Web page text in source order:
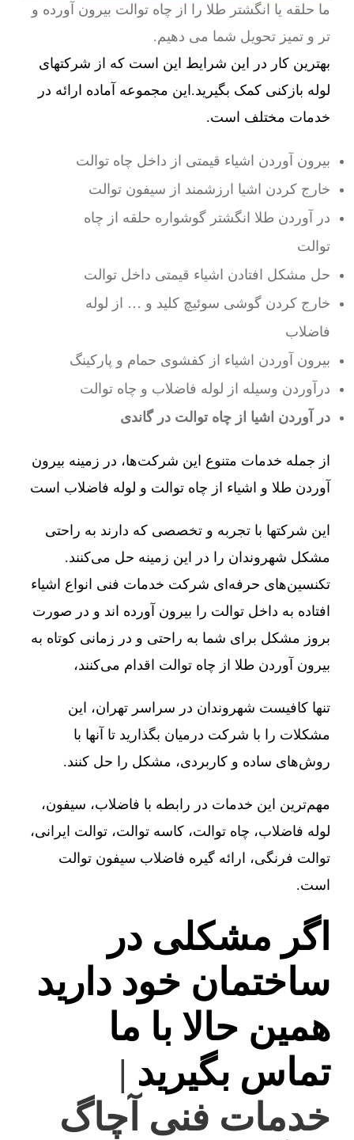
ما حلقه یا انگشتر طلا را از چاه توالت بیرون آورده و
تر و تمیز تحویل شما می دهیم.
بهترین کار در این شرایط این است که از شرکتهای
لوله بازکنی کمک بگیرید.این مجموعه آماده ارائه در
خدمات مختلف است.
بیرون آوردن اشیاء قیمتی از داخل چاه توالت
خارج کردن اشیا ارزشمند از سیفون توالت
در آوردن طلا انگشتر گوشواره حلقه از چاه
توالت
حل مشکل افتادن اشیاء قیمتی داخل توالت
خارج کردن گوشی سوئیچ کلید و … از لوله
فاضلاب
بیرون آوردن اشیاء از کفشوی حمام و پارکینگ
درآوردن وسیله از لوله فاضلاب و چاه توالت
در آوردن اشیا از چاه توالت در گاندی
از جمله خدمات متنوع این شرکت‌ها، در زمینه بیرون
آوردن طلا و اشیاء از چاه توالت و لوله فاضلاب است
این شرکتها با تجربه و تخصصی که دارند به راحتی
مشکل شهروندان را در این زمینه حل می‌کنند.
تکنسین‌های حرفه‌ای شرکت خدمات فنی انواع اشیاء
افتاده به داخل توالت را بیرون آورده اند و در صورت
بروز مشکل برای شما به راحتی و در زمانی کوتاه به
بیرون آوردن طلا از چاه توالت اقدام می‌کنند،
تنها کافیست شهروندان در سراسر تهران، این
مشکلات را با شرکت درمیان بگذارید تا آنها با
روش‌های ساده و کاربردی، مشکل را حل کنند.
مهم‌ترین این خدمات در رابطه با فاضلاب، سیفون،
لوله فاضلاب، چاه توالت، کاسه توالت، توالت ایرانی،
توالت فرنگی، ارائه گیره فاضلاب سیفون توالت
است.
اگر مشکلی در
ساختمان خود دارید
همین حالا با ما
تماس بگیرید |
خدمات فنی آچاگ